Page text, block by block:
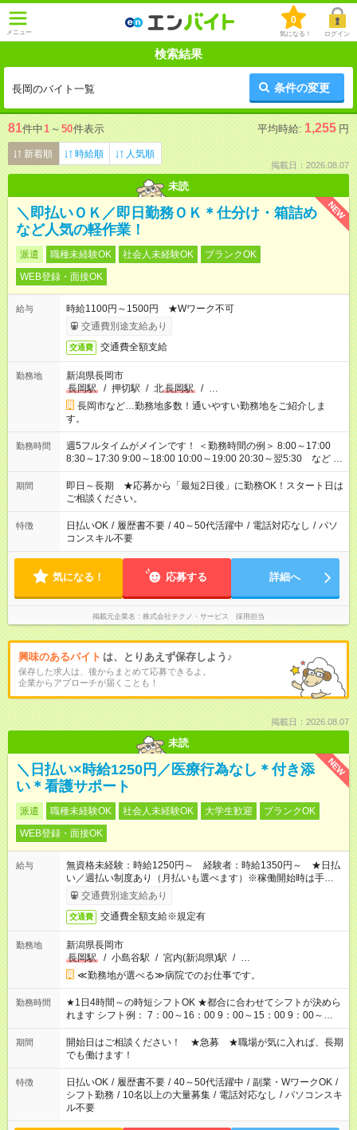
メニュー
0
気になる！ ログイン
検索結果
長岡のバイト一覧 条件の変更
81件中1 ～ 50件表示 平均時給: 1,255 円
新着順 時給順 人気順
掲載日：2026.08.07
未読
NEW
＼即払いＯＫ／即日勤務ＯＫ＊仕分け・箱詰め
など人気の軽作業！
派遣 職種未経験OK 社会人未経験OK
ブランクOK
WEB登録・面接OK
給与
時給1100円～1500円 ★Wワーク不可
交通費別途支給あり
交通費 交通費全額支給
勤務地
新潟県長岡市
長岡駅
/ 押切駅 / 北長岡駅 / …
長岡市など…勤務地多数！通いやすい勤務地をご紹介しま
す。
勤務時間
週5フルタイムがメインです！ ＜勤務時間の例＞ 8:00～17:00
8:30～17:30 9:00～18:00 10:00～19:00 20:30～翌5:30 など ★
その他にも勤務時間多数！ 日勤のみ、残業なし、交替制など
ご希望を教えてください！
期間
即日～長期 ★応募から「最短2日後」に勤務OK！スタート日は
ご相談ください。
特徴 日払いOK / 履歴書不要 / 40～50代活躍中 / 電話対応なし / パソ
コンスキル不要
気になる！ 応募する 詳細へ
掲載元企業名 株式会社テクノ・サービス 採用担当
興味のあるバイト は、とりあえず保存しよう♪
保存した求人は、後からまとめて応募できるよ。
企業からアプローチが届くことも！
掲載日：2026.08.07
未読
NEW
＼日払い×時給1250円／医療行為なし＊付き添
い＊看護サポート
派遣 職種未経験OK 社会人未経験OK 大学生歓迎
ブランクOK
WEB登録・面接OK
給与
無資格未経験：時給1250円～ 経験者：時給1350円～ ★日払
い／週払い制度あり（月払いも選べます）※稼働開始時は手続き
完了次第のお支払いとなります。
交通費別途支給あり
交通費 交通費全額支給※規定有
勤務地
新潟県長岡市
長岡駅
/ 小島谷駅 / 宮内(新潟県)駅 / …
≪勤務地が選べる≫病院でのお仕事です。
勤務時間
★1日4時間～の時短シフトOK ★都合に合わせてシフトが決めら
れます シフト例： 7：00～16：00 9：00～15：00 9：00～
18：00 11：00～20：00 など ※Wワークの場合、他のお仕事と
合わせ週40時間超の就業はご案内できません ※法令に基づき、
週20時間以上勤務は社会保険への加入対象となります ※労働者
派遣法（日雇い派遣の原則禁止）により、短時間・短期間の就
業はご案内が難しい場合があります
期間
開始日はご相談ください！ ★急募 ★職場が気に入れば、長期
でも働けます！
特徴 日払いOK / 履歴書不要 / 40～50代活躍中 / 副業・WワークOK /
シフト勤務 / 10名以上の大量募集 / 電話対応なし / パソコンスキ
ル不要